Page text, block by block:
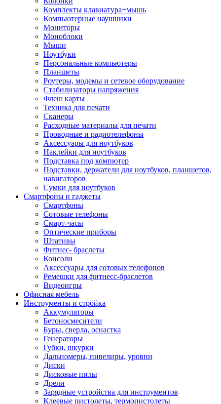
Комплекты клавиатура+мышь
Компьютерные наушники
Мониторы
Моноблоки
Мыши
Ноутбуки
Персональные компьютеры
Планшеты
Роутеры, модемы и сетевое оборудование
Стабилизаторы напряжения
Флеш карты
Техника для печати
Сканеры
Расходные материалы для печати
Проводные и радиотелефоны
Аксессуары для ноутбуков
Наклейки для ноутбуков
Подставка под компютер
Подставки, держатели для ноутбуков, планшетов,
навигаторов
Сумки для ноутбуков
Смартфоны и гаджеты
Смартфоны
Сотовые телефоны
Смарт-часы
Оптические приборы
Штативы
Фитнес- браслеты
Консоли
Аксессуары для сотовых телефонов
Ремешки для фитнесс-браслетов
Видеоигры
Офисная мебель
Инструменты и стройка
Аккумуляторы
Бетоносмесители
Буры, сверла, оснастка
Генераторы
Губки, шкурки
Дальномеры, нивелиры, уровни
Диски
Дисковые пилы
Дрели
Зарядные устройства для инструментов
Клеевые пистолеты, термопистолеты